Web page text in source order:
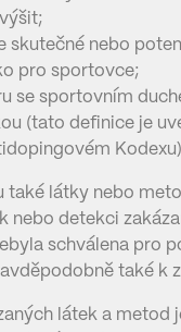
skutečné nebo
pro sportovce;
se sportovním
(tato definice je
také látky nebo
nebo detekci
schválena pro
také k
látek a metod